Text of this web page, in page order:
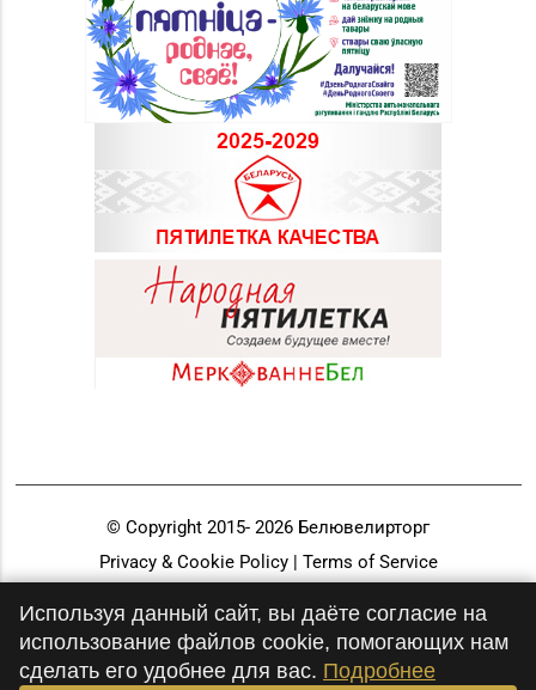
Первомайская, д. 67
8 (0222) 42-76-70, 42-
Магазин
№55 «Кристалл» г.
Могилев, пр-т
Пушкинский, д. 39
8 (0222) 64-67-87
Магазин
№56 «Кристалл» г.
Могилев, пр-т Мира, д.
29
Магазин
№66 «БЕЛЮВЕЛИРТОРГ»
г. Горки, ул.
8 (017) 238-83-81
Магазин
г. Минск, ул.
Притыцкого, 156/1
(ТЦ «GreenCitу»)
Магазин
© Copyright 2015- 2026 Белювелирторг
Privacy & Cookie Policy | Terms of Service
Используя данный сайт, вы даёте согласие на
использование файлов cookie, помогающих нам
сделать его удобнее для вас. Подробнее